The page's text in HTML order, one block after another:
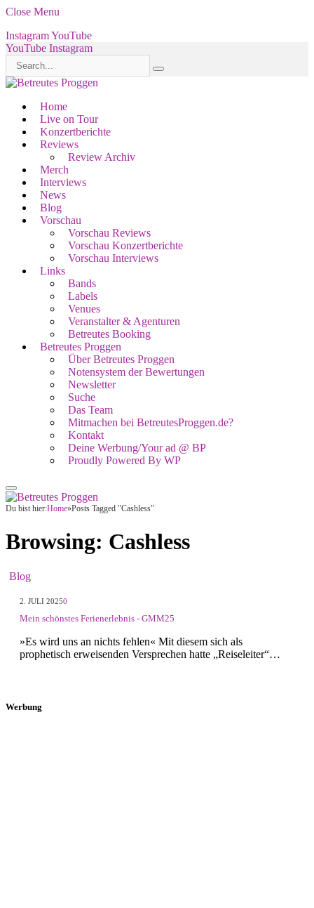
Close Menu
InstagramYouTube
YouTube Instagram
Home
Live on Tour
Konzertberichte
Reviews
Review Archiv
Merch
Interviews
News
Blog
Vorschau
Vorschau Reviews
Vorschau Konzertberichte
Vorschau Interviews
Links
Bands
Labels
Venues
Veranstalter & Agenturen
Betreutes Booking
Betreutes Proggen
Über Betreutes Proggen
Notensystem der Bewertungen
Newsletter
Suche
Das Team
Mitmachen bei BetreutesProggen.de?
Kontakt
Deine Werbung/Your ad @ BP
Proudly Powered By WP
Du bist hier:Home»Posts Tagged "Cashless"
Browsing: Cashless
Blog
2. JULI 20250
Mein schönstes Ferienerlebnis - GMM25
»Es wird uns an nichts fehlen« Mit diesem sich als
prophetisch erweisenden Versprechen hatte „Reiseleiter“…
Werbung